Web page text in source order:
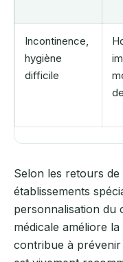
Incontinence,
hygiène
difficile
Selon les retours
établissements
personnalisation du
médicale améliore
contribue à